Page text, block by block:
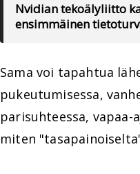
Nvidian tekoälyliitto
ensimmäinen
Sama voi tapahtua
pukeutumisessa,
parisuhteessa, vapaa-
miten